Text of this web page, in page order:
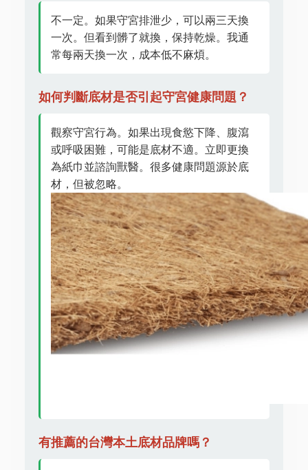
不一定。如果守宮排泄少，可以兩三天換
一次。但看到髒了就換，保持乾燥。我通
常每兩天換一次，成本低不麻煩。
如何判斷底材是否引起守宮健康問題？
觀察守宮行為。如果出現食慾下降、腹瀉
或呼吸困難，可能是底材不適。立即更換
為紙巾並諮詢獸醫。很多健康問題源於底
材，但被忽略。
有推薦的台灣本土底材品牌嗎？